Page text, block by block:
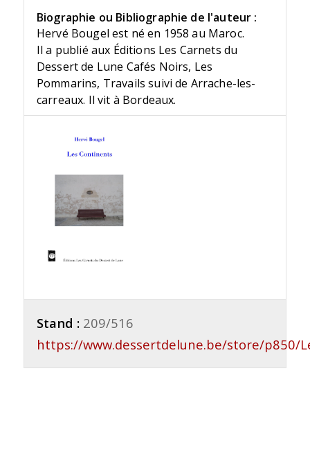
Biographie ou Bibliographie de l'auteur :
Hervé Bougel est né en 1958 au Maroc.
Il a publié aux Éditions Les Carnets du
Dessert de Lune Cafés Noirs, Les
Pommarins, Travails suivi de Arrache-les-
carreaux. Il vit à Bordeaux.
Stand : 209/516
https://www.dessertdelune.be/store/p850/